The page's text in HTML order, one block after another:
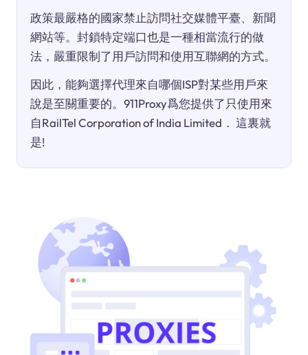
政策最嚴格的國家禁止訪問社交媒體平臺、新聞
網站等。封鎖特定端口也是一種相當流行的做
法，嚴重限制了用戶訪問和使用互聯網的方式。
因此，能夠選擇代理來自哪個ISP對某些用戶來
說是至關重要的。911Proxy爲您提供了只使用來
自RailTel Corporation of India Limited． 這裏就
是!